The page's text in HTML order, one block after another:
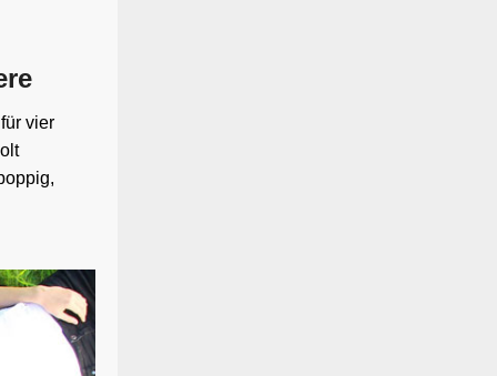
vier